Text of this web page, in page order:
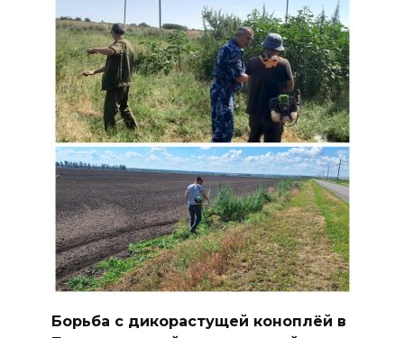
Борьба с дикорастущей коноплёй в